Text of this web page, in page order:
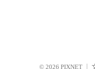
© 2026 PIXNET